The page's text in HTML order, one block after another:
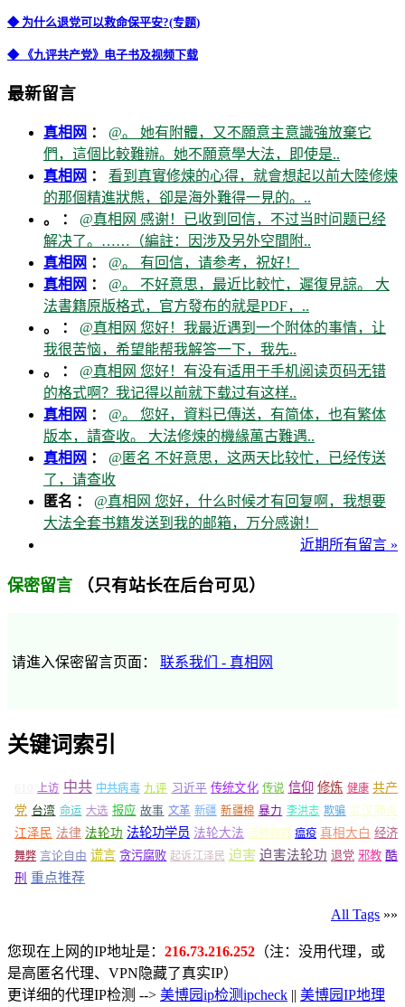
◆ 为什么退党可以救命保平安?(专题)
◆ 《九评共产党》电子书及视频下载
最新留言
真相网 ： @。 她有附體，又不願意主意識強放棄它
們，這個比較難辦。她不願意學大法，即使是..
真相网 ： 看到真實修煉的心得，就會想起以前大陸修煉
的那個精進狀態，卻是海外難得一見的。..
。 ： @真相网 感谢！已收到回信，不过当时问题已经
解决了。……（編註：因涉及另外空間附..
真相网 ： @。 有回信，请参考，祝好！
真相网 ： @。 不好意思，最近比較忙，遲復見諒。 大
法書籍原版格式，官方發布的就是PDF，..
。 ： @真相网 您好！我最近遇到一个附体的事情，让
我很苦恼，希望能帮我解答一下，我先..
。 ： @真相网 您好！有没有适用于手机阅读页码无错
的格式啊？我记得以前就下载过有这样..
真相网 ： @。 您好，資料已傳送，有简体，也有繁体
版本，請查收。 大法修煉的機緣萬古難遇..
真相网 ： @匿名 不好意思，这两天比较忙，已经传送
了，请查收
匿名 ： @真相网 您好，什么时候才有回复啊，我想要
大法全套书籍发送到我的邮箱，万分感谢！
近期所有留言 »
保密留言 （只有站长在后台可见）
请進入保密留言页面： 联系我们 - 真相网
关键词索引
上访 中共 中共病毒 九评 习近平 传统文化 传说 信仰 修炼 健康 共产
党 台湾 命运 大选 报应 故事 文革 新疆 新疆棉 暴力 李洪志 欺骗 武汉肺炎
江泽民 法律 法轮功 法轮功学员 法轮大法 活摘器官 瘟疫 真相大白 经济
舞弊 言论自由 谎言 贪污腐败 起诉江泽民 迫害 迫害法轮功 退党 邪教 酷
刑 重点推荐
All Tags »»
您现在上网的IP地址是： 216.73.216.252 （注：没用代理，或
是高匿名代理、VPN隐藏了真实IP）
更详细的代理IP检测 --> 美博园ip检测ipcheck || 美博园IP地理